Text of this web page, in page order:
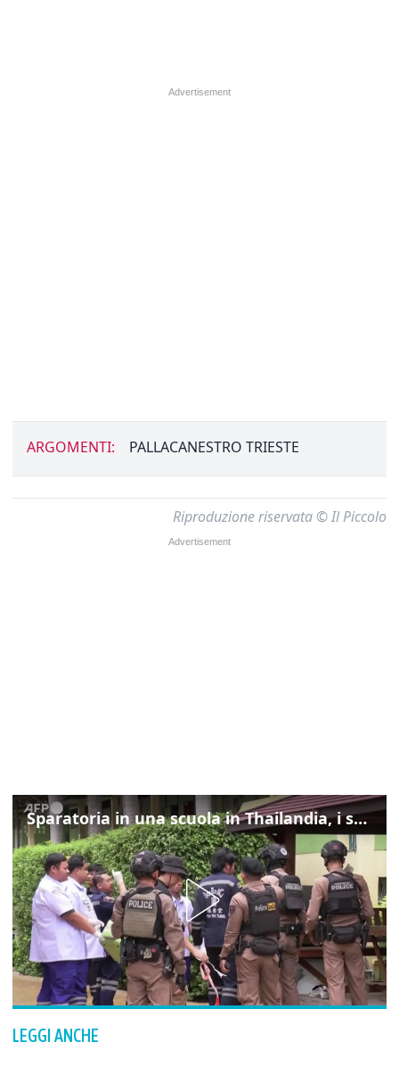
ARGOMENTI: PALLACANESTRO TRIESTE
Riproduzione riservata © Il Piccolo
Sparatoria in una scuola in Thailandia, i soccorsi sul posto
LEGGI ANCHE